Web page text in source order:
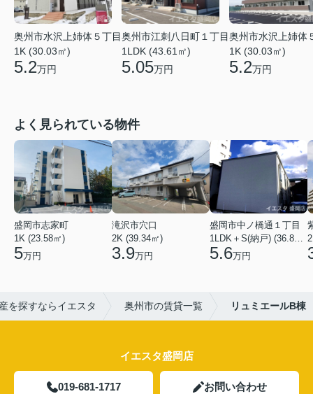
奥州市水沢上姉体５丁目
1K (30.03㎡)
5.2万円
奥州市江刺八日町１丁目
1LDK (43.61㎡)
5.05万円
奥州市水沢上姉体
1K (30.03㎡)
5.2万円
よく見られている物件
盛岡市志家町
1K (23.58㎡)
5万円
滝沢市穴口
2K (39.34㎡)
3.9万円
盛岡市中ノ橋通１丁目
1LDK＋S(納戸) (36.80㎡)
5.6万円
を探すならイエスタ 奥州市の賃貸一覧 リュミエールB棟
イエスタ盛岡店
019-681-1717 お問い合わせ